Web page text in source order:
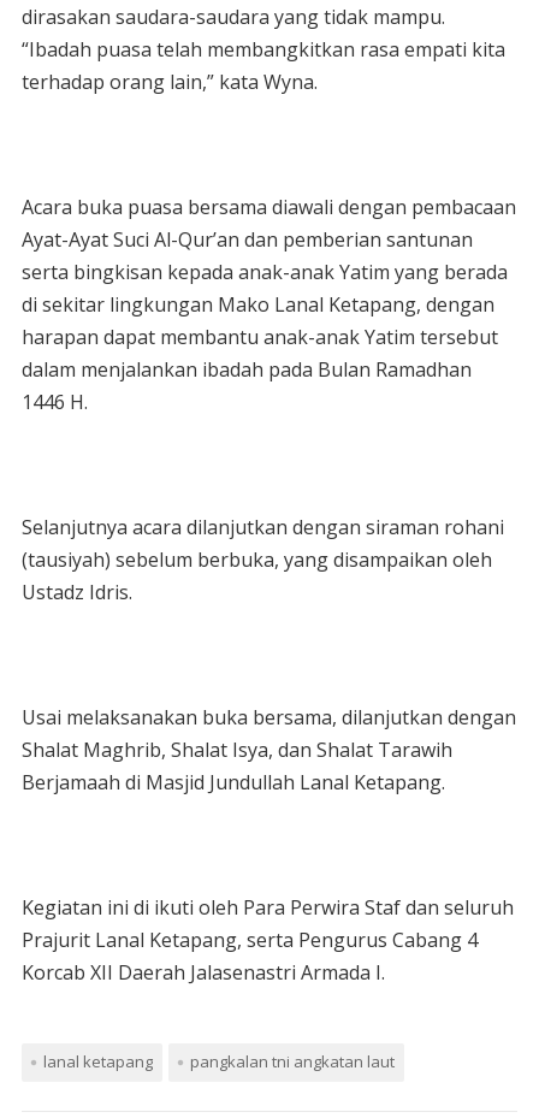
dirasakan saudara-saudara yang tidak mampu.
“Ibadah puasa telah membangkitkan rasa empati kita
terhadap orang lain,” kata Wyna.
Acara buka puasa bersama diawali dengan pembacaan
Ayat-Ayat Suci Al-Qur’an dan pemberian santunan
serta bingkisan kepada anak-anak Yatim yang berada
di sekitar lingkungan Mako Lanal Ketapang, dengan
harapan dapat membantu anak-anak Yatim tersebut
dalam menjalankan ibadah pada Bulan Ramadhan
1446 H.
Selanjutnya acara dilanjutkan dengan siraman rohani
(tausiyah) sebelum berbuka, yang disampaikan oleh
Ustadz Idris.
Usai melaksanakan buka bersama, dilanjutkan dengan
Shalat Maghrib, Shalat Isya, dan Shalat Tarawih
Berjamaah di Masjid Jundullah Lanal Ketapang.
Kegiatan ini di ikuti oleh Para Perwira Staf dan seluruh
Prajurit Lanal Ketapang, serta Pengurus Cabang 4
Korcab XII Daerah Jalasenastri Armada I.
lanal ketapang pangkalan tni angkatan laut